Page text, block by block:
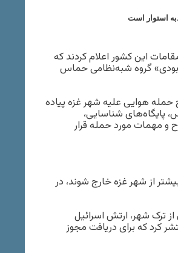
استوار است
اسرائیل در بامداد یک‌شنبه ۲۳ شهریور، مقامات این کشور اعلام کردند که
گروه شبه‌نظامی حماس
هوایی علیه شهر غزه پیاده
حماس، پایگاه‌های شناسایی،
و مهمات مورد حمله قرار
از شهر غزه خارج شوند، در
ترک شهر، ارتش اسرائیل
کرد که برای دریافت مجوز